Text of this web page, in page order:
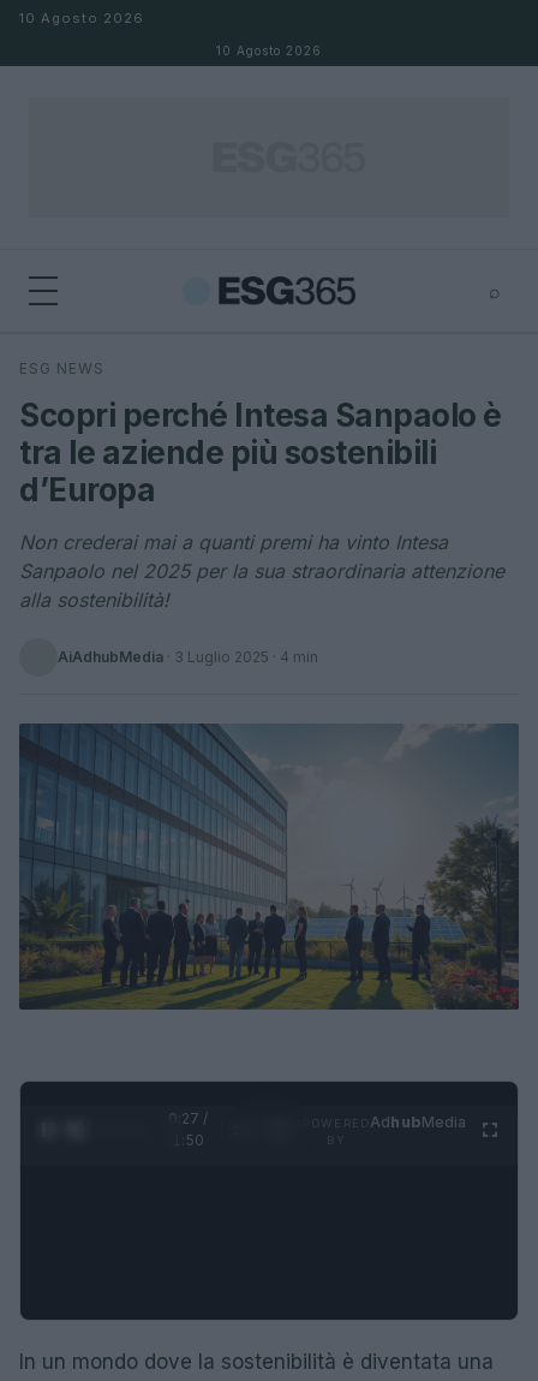
Salta al contenuto
10 Agosto 2026
10 Agosto 2026
⌕
Cerca
ESG NEWS
Scopri perché Intesa Sanpaolo è
tra le aziende più sostenibili
d’Europa
Non crederai mai a quanti premi ha vinto Intesa
Sanpaolo nel 2025 per la sua straordinaria attenzione
alla sostenibilità!
AiAdhubMedia · 3 Luglio 2025 · 4 min
0:28 /
1:50
AdhubMedia
In un mondo dove la sostenibilità è diventata una